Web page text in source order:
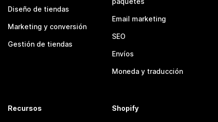
Diseño de tiendas
Marketing y conversión
Gestión de tiendas
Email marketing
SEO
Envíos
Moneda y traducción
Recursos Shopify